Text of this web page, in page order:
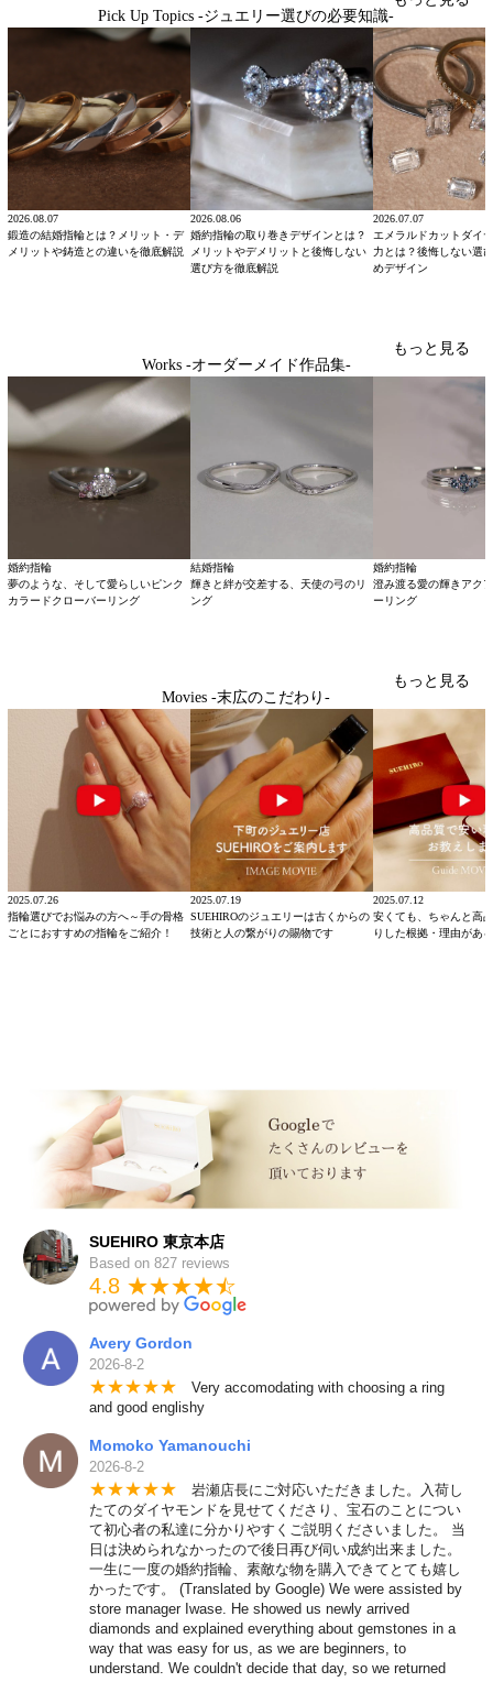
Pick Up Topics -ジュエリー選びの必要知識-
2026.08.07
鍛造の結婚指輪とは？メリット・デ
メリットや鋳造との違いを徹底解説
2026.08.06
婚約指輪の取り巻きデザインとは？
メリットやデメリットと後悔しない
選び方を徹底解説
2026.07.07
エメラルドカットダイ
力とは？後悔しない選
めデザイン
Works -オーダーメイド作品集-
もっと見る
婚約指輪
夢のような、そして愛らしいピンク
カラードクローバーリング
結婚指輪
輝きと絆が交差する、天使の弓のリ
ング
婚約指輪
澄み渡る愛の輝きアク
ーリング
Movies -末広のこだわり-
もっと見る
2025.07.26
指輪選びでお悩みの方へ～手の骨格
ごとにおすすめの指輪をご紹介！
2025.07.19
SUEHIROのジュエリーは古くからの
技術と人の繋がりの賜物です
2025.07.12
安くても、ちゃんと高
りした根拠・理由があ
SUEHIRO 東京本店
Based on 827 reviews
4.8 ★★★★★
☆
Avery Gordon
2026-8-2
★★★★★ Very accomodating with choosing a ring
and good englishy
Momoko Yamanouchi
2026-8-2
★★★★★ 岩瀬店長にご対応いただきました。入荷し
たてのダイヤモンドを見せてくださり、宝石のことについ
て初心者の私達に分かりやすくご説明くださいました。 当
日は決められなかったので後日再び伺い成約出来ました。
一生に一度の婚約指輪、素敵な物を購入できてとても嬉し
かったです。 (Translated by Google) We were assisted by
store manager Iwase. He showed us newly arrived
diamonds and explained everything about gemstones in a
way that was easy for us, as we are beginners, to
understand. We couldn't decide that day, so we returned